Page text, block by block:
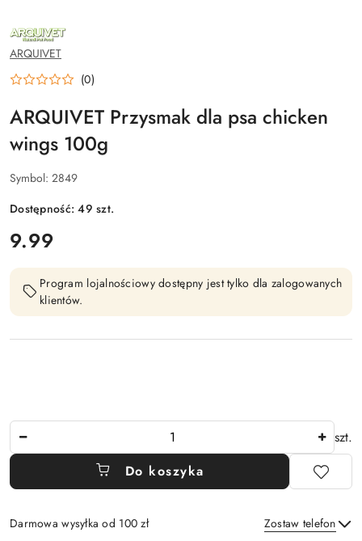
NAZWA
PRODUCENTA:
ARQUIVET
ARQUIVET
(0)
ARQUIVET Przysmak dla psa chicken
wings 100g
Symbol: 2849
Dostępność:49szt.
cena:
9.99
Program lojalnościowy dostępny jest tylko dla zalogowanych
klientów.
szt.
Do koszyka
Darmowa wysyłka od 100 zł Zostaw telefon